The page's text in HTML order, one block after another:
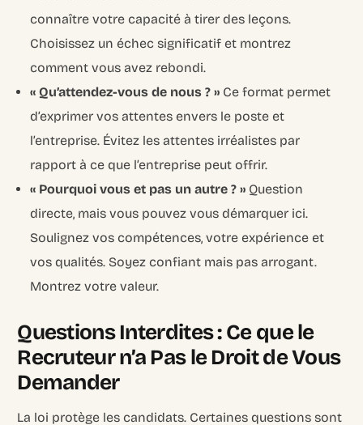
connaître votre capacité à tirer des leçons.
Choisissez un échec significatif et montrez
comment vous avez rebondi.
« Qu’attendez-vous de nous ? » Ce format permet
d’exprimer vos attentes envers le poste et
l’entreprise. Évitez les attentes irréalistes par
rapport à ce que l’entreprise peut offrir.
« Pourquoi vous et pas un autre ? » Question
directe, mais vous pouvez vous démarquer ici.
Soulignez vos compétences, votre expérience et
vos qualités. Soyez confiant mais pas arrogant.
Montrez votre valeur.
Questions Interdites : Ce que le
Recruteur n’a Pas le Droit de Vous
Demander
La loi protège les candidats. Certaines questions sont